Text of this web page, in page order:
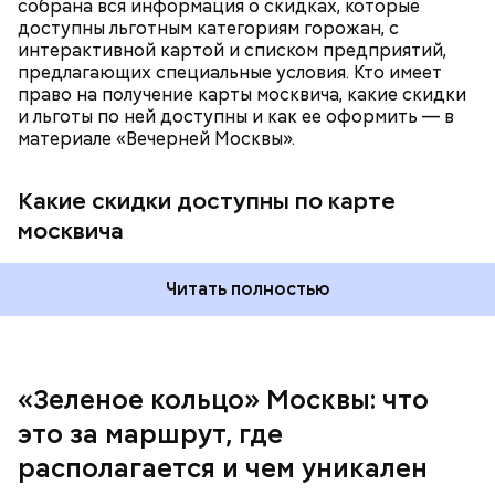
собрана вся информация о скидках, которые
доступны льготным категориям горожан, с
интерактивной картой и списком предприятий,
предлагающих специальные условия. Кто имеет
право на получение карты москвича, какие скидки
и льготы по ней доступны и как ее оформить — в
материале «Вечерней Москвы».
Какие скидки доступны по карте
москвича
Читать полностью
«Зеленое кольцо» Москвы: что
это за маршрут, где
располагается и чем уникален
— На сегодняшний день уже готово более 50
Тимирязевского парка до Лосиного Острова за
счет проложения велополос на улицах между
Безусловно, самым известным местом из романа
являются Патриаршие пруды — именно там
начинается действие произведения. Здесь поэт
Иван Бездомный и литератор Михаил Берлиоз
Подвал Мастера